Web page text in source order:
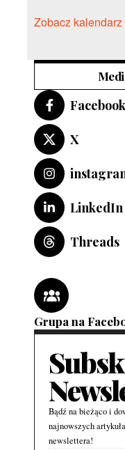
Zobacz kalendarz
Facebook
X
LinkedIn
Threads
Grupa na
Bądź na bieżąco i
najnowszych
newslettera!